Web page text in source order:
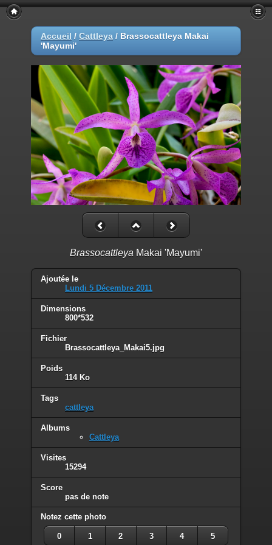
Accueil / Cattleya / Brassocattleya Makai
'Mayumi'
Brassocattleya Makai 'Mayumi'
Ajoutée le
Lundi 5 Décembre 2011
Dimensions
800*532
Fichier
Brassocattleya_Makai5.jpg
Poids
114 Ko
Tags
cattleya
Albums
Cattleya
Visites
15294
Score
pas de note
Notez cette photo
0 1 2 3 4 5